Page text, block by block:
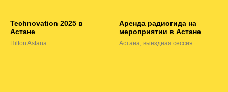
Technovation 2025 в
Астане
Hilton Astana
Аренда радиогида на
мероприятии в Астане
Астана, выездная сессия